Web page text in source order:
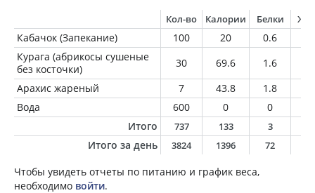
Кол-во Калории Белки
Кабачок (Запекание) 100 20 0.6
Курага (абрикосы сушеные
без косточки)
30 69.6 1.6
Арахис жареный
7 43.8 1.8
Вода
600 0 0
Итого
737 133 3
Итого за день 3824 1396 72
Чтобы увидеть отчеты по питанию и график веса,
необходимо войти.